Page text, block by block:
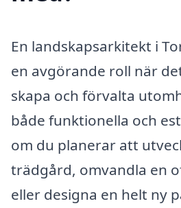
En landskapsarkitekt i
en avgörande roll när
skapa och förvalta
både funktionella och
om du planerar att
trädgård, omvandla en
eller designa en helt ny